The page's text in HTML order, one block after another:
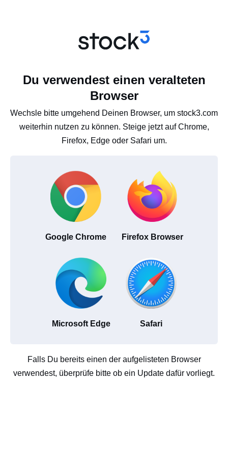
Du verwendest einen veralteten
Browser
Wechsle bitte umgehend Deinen Browser, um stock3.com
weiterhin nutzen zu können. Steige jetzt auf Chrome,
Firefox, Edge oder Safari um.
Google Chrome Firefox Browser
Microsoft Edge Safari
Falls Du bereits einen der aufgelisteten Browser
verwendest, überprüfe bitte ob ein Update dafür vorliegt.